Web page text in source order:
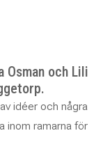
Osman och Lili
idéer och några
inom ramarna för